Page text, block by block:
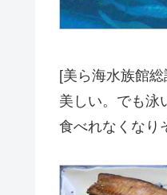
[美ら海水族館総
美しい。でも泳
食べれなくなり